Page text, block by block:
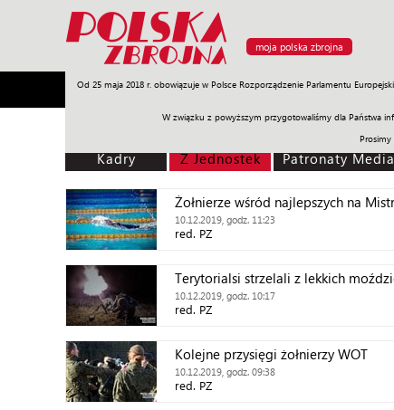
moja polska zbrojna
Od 25 maja 2018 r. obowiązuje w Polsce Rozporządzenie Parlamentu
W związku z powyższym przygotowaliśmy dla Państwa
Armia Poligon Sprzęt Misje Polityka Prawo
Kadry Z Jednostek Patronaty
Żołnierze wśród najlepszych na
10.12.2019, godz. 11:23
red. PZ
Terytorialsi strzelali z lekkich
10.12.2019, godz. 10:17
red. PZ
Kolejne przysięgi żołnierzy WOT
10.12.2019, godz. 09:38
red. PZ